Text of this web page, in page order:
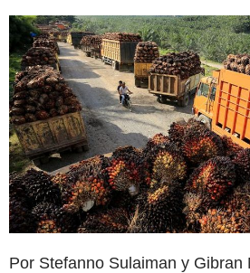
Por Stefanno Sulaiman y Gibran